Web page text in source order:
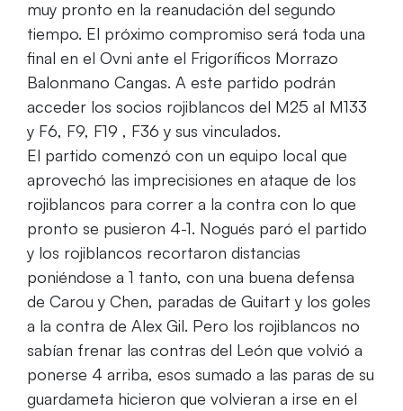
muy pronto en la reanudación del segundo
tiempo. El próximo compromiso será toda una
final en el Ovni ante el Frigoríficos Morrazo
Balonmano Cangas. A este partido podrán
acceder los socios rojiblancos del M25 al M133
y F6, F9, F19 , F36 y sus vinculados.
El partido comenzó con un equipo local que
aprovechó las imprecisiones en ataque de los
rojiblancos para correr a la contra con lo que
pronto se pusieron 4-1. Nogués paró el partido
y los rojiblancos recortaron distancias
poniéndose a 1 tanto, con una buena defensa
de Carou y Chen, paradas de Guitart y los goles
a la contra de Alex Gil. Pero los rojiblancos no
sabían frenar las contras del León que volvió a
ponerse 4 arriba, esos sumado a las paras de su
guardameta hicieron que volvieran a irse en el